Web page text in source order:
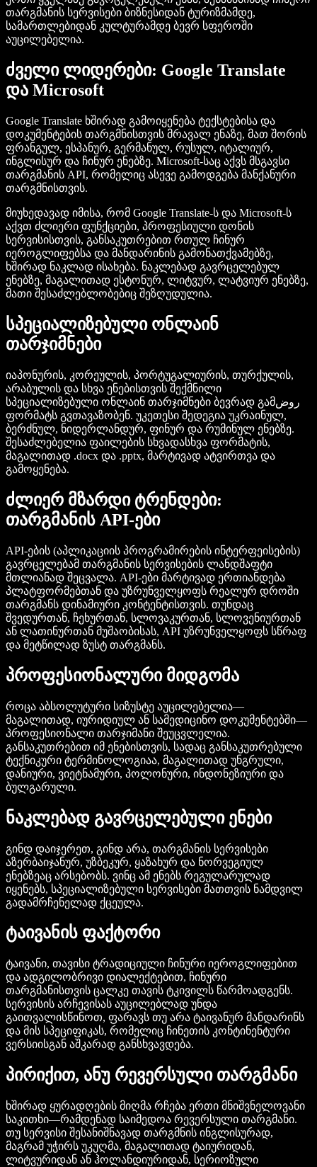
თარგმანის სერვისები ბიზნესიდან ტურიზმამდე,
სამართლებიდან კულტურამდე ბევრ სფეროში
აუცილებელია.
ძველი ლიდერები: Google Translate
და Microsoft
Google Translate ხშირად გამოიყენება ტექსტებისა და
დოკუმენტების თარგმნისთვის მრავალ ენაზე, მათ შორის
ფრანგულ, ესპანურ, გერმანულ, რუსულ, იტალიურ,
ინგლისურ და ჩინურ ენებზე. Microsoft-საც აქვს მსგავსი
თარგმანის API, რომელიც ასევე გამოდგება მანქანური
თარგმნისთვის.
მიუხედავად იმისა, რომ Google Translate-ს და Microsoft-ს
აქვთ ძლიერი ფუნქციები, პროფესიული დონის
სერვისისთვის, განსაკუთრებით რთულ ჩინურ
იეროგლიფებსა და მანდარინის გამონათქვამებზე,
ხშირად ნაკლად ისახება. ნაკლებად გავრცელებულ
ენებზე, მაგალითად ესტონურ, ლიტვურ, ლატვიურ ენებზე,
მათი შესაძლებლობებიც შეზღუდულია.
სპეციალიზებული ონლაინ
თარჯიმნები
იაპონურის, კორეულის, პორტუგალიურის, თურქულის,
არაბულის და სხვა ენებისთვის შექმნილი
სპეციალიზებული ონლაინ თარჯიმნები ბევრად გამروض
ფორმატს გვთავაზობენ. უკეთესი შედეგია უკრაინულ,
ბერძნულ, ნიდერლანდურ, ფინურ და რუმინულ ენებზე.
შესაძლებელია ფაილების სხვადასხვა ფორმატის,
მაგალითად .docx და .pptx, მარტივად ატვირთვა და
გამოყენება.
ძლიერ მზარდი ტრენდები:
თარგმანის API-ები
API-ების (აპლიკაციის პროგრამირების ინტერფეისების)
გავრცელებამ თარგმანის სერვისების ლანდშაფტი
მთლიანად შეცვალა. API-ები მარტივად ერთიანდება
პლატფორმებთან და უზრუნველყოფს რეალურ დროში
თარგმანს დინამიური კონტენტისთვის. თუნდაც
შვედურთან, ჩეხურთან, სლოვაკურთან, სლოვენიურთან
ან ლათინურთან მუშაობისას, API უზრუნველყოფს სწრაფ
და მეტწილად ზუსტ თარგმანს.
პროფესიონალური მიდგომა
როცა აბსოლუტური სიზუსტე აუცილებელია—
მაგალითად, იურიდიულ ან სამედიცინო დოკუმენტებში—
პროფესიონალი თარჯიმანი შეუცვლელია.
განსაკუთრებით იმ ენებისთვის, სადაც განსაკუთრებული
ტექნიკური ტერმინოლოგიაა, მაგალითად უნგრული,
დანიური, ვიეტნამური, პოლონური, ინდონეზიური და
ბულგარული.
ნაკლებად გავრცელებული ენები
გინდ დაიჯერეთ, გინდ არა, თარგმანის სერვისები
აზერბაიჯანურ, უზბეკურ, ყაზახურ და ნორვეგიულ
ენებზეაც არსებობს. ვინც ამ ენებს რეგულარულად
იყენებს, სპეციალიზებული სერვისები მათთვის ნამდვილ
გადამრჩენელად ქცეულა.
ტაივანის ფაქტორი
ტაივანი, თავისი ტრადიციული ჩინური იეროგლიფებით
და ადგილობრივი დიალექტებით, ჩინური
თარგმანისთვის ცალკე თავის ტკივილს წარმოადგენს.
სერვისის არჩევისას აუცილებლად უნდა
გაითვალისწინოთ, ფარავს თუ არა ტაივანურ მანდარინს
და მის სპეციფიკას, რომელიც ჩინეთის კონტინენტური
ვერსიისგან აშკარად განსხვავდება.
პირიქით, ანუ რევერსული თარგმანი
ხშირად ყურადღების მიღმა რჩება ერთი მნიშვნელოვანი
საკითხი—რამდენად საიმედოა რევერსული თარგმანი.
თუ სერვისი შესანიშნავად თარგმნის ინგლისურად,
მაგრამ უჭირს უკუღმა, მაგალითად ტაიურიდან,
ლიტვურიდან ან ჰოლანდიურიდან, სერიოზული